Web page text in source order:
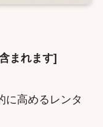
まれます]
に高めるレンタ